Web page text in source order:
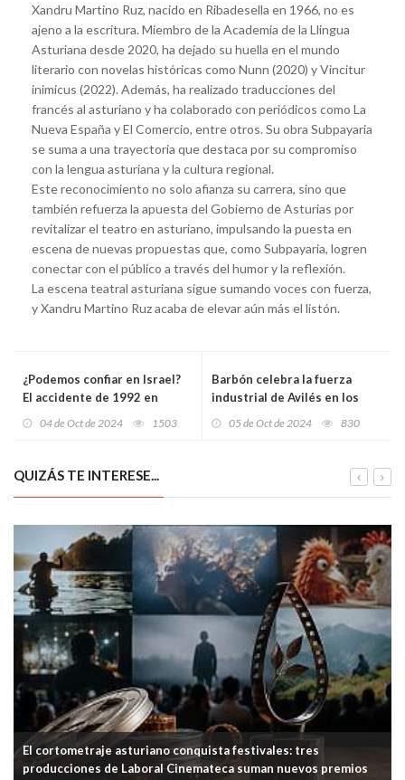
Xandru Martino Ruz, nacido en Ribadesella en 1966, no es
ajeno a la escritura. Miembro de la Academia de la Llingua
Asturiana desde 2020, ha dejado su huella en el mundo
literario con novelas históricas como Nunn (2020) y Vincitur
inimicus (2022). Además, ha realizado traducciones del
francés al asturiano y ha colaborado con periódicos como La
Nueva España y El Comercio, entre otros. Su obra Subpayaria
se suma a una trayectoria que destaca por su compromiso
con la lengua asturiana y la cultura regional.
Este reconocimiento no solo afianza su carrera, sino que
también refuerza la apuesta del Gobierno de Asturias por
revitalizar el teatro en asturiano, impulsando la puesta en
escena de nuevas propuestas que, como Subpayaria, logren
conectar con el público a través del humor y la reflexión.
La escena teatral asturiana sigue sumando voces con fuerza,
y Xandru Martino Ruz acaba de elevar aún más el listón.
¿Podemos confiar en Israel?
El accidente de 1992 en
04 de Oct de 2024 1503
Barbón celebra la fuerza
industrial de Avilés en los
05 de Oct de 2024 830
QUIZÁS TE INTERESE...
El cortometraje asturiano conquista festivales: tres
producciones de Laboral Cinemateca suman nuevos premios